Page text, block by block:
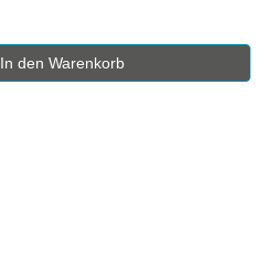
In den Warenkorb